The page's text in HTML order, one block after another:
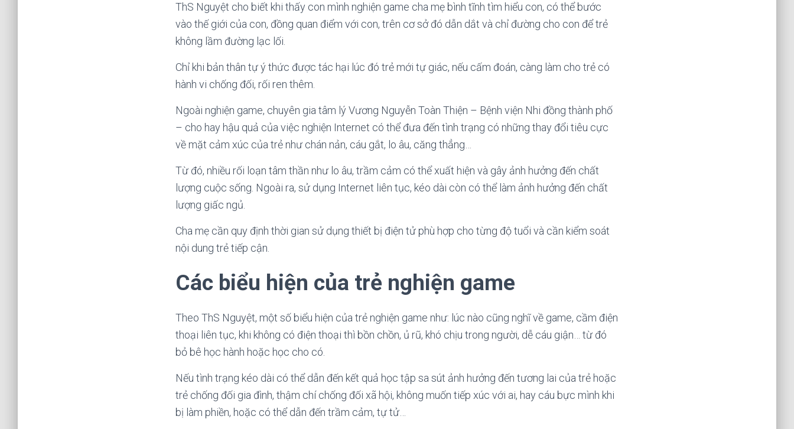
ThS Nguyệt cho biết khi thấy con mình nghiện game cha mẹ bình tĩnh tìm hiểu con, có thể bước
vào thế giới của con, đồng quan điểm với con, trên cơ sở đó dẫn dắt và chỉ đường cho con để trẻ
không lầm đường lạc lối.
Chỉ khi bản thân tự ý thức được tác hại lúc đó trẻ mới tự giác, nếu cấm đoán, càng làm cho trẻ có
hành vi chống đối, rối ren thêm.
Ngoài nghiện game, chuyên gia tâm lý Vương Nguyễn Toàn Thiện – Bệnh viện Nhi đồng thành phố
– cho hay hậu quả của việc nghiện Internet có thể đưa đến tình trạng có những thay đổi tiêu cực
về mặt cảm xúc của trẻ như chán nản, cáu gắt, lo âu, căng thẳng…
Từ đó, nhiều rối loạn tâm thần như lo âu, trầm cảm có thể xuất hiện và gây ảnh hưởng đến chất
lượng cuộc sống. Ngoài ra, sử dụng Internet liên tục, kéo dài còn có thể làm ảnh hưởng đến chất
lượng giấc ngủ.
Cha mẹ cần quy định thời gian sử dụng thiết bị điện tử phù hợp cho từng độ tuổi và cần kiểm soát
nội dung trẻ tiếp cận.
Các biểu hiện của trẻ nghiện game
Theo ThS Nguyệt, một số biểu hiện của trẻ nghiện game như: lúc nào cũng nghĩ về game, cầm điện
thoại liên tục, khi không có điện thoại thì bồn chồn, ủ rũ, khó chịu trong người, dễ cáu giận… từ đó
bỏ bê học hành hoặc học cho có.
Nếu tình trạng kéo dài có thể dẫn đến kết quả học tập sa sút ảnh hưởng đến tương lai của trẻ hoặc
trẻ chống đối gia đình, thậm chí chống đối xã hội, không muốn tiếp xúc với ai, hay cáu bực mình khi
bị làm phiền, hoặc có thể dẫn đến trầm cảm, tự tử…